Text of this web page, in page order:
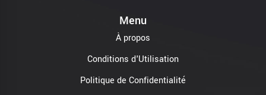
Menu
À propos
Conditions d'Utilisation
Politique de Confidentialité